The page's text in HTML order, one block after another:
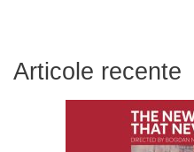
Articole recente